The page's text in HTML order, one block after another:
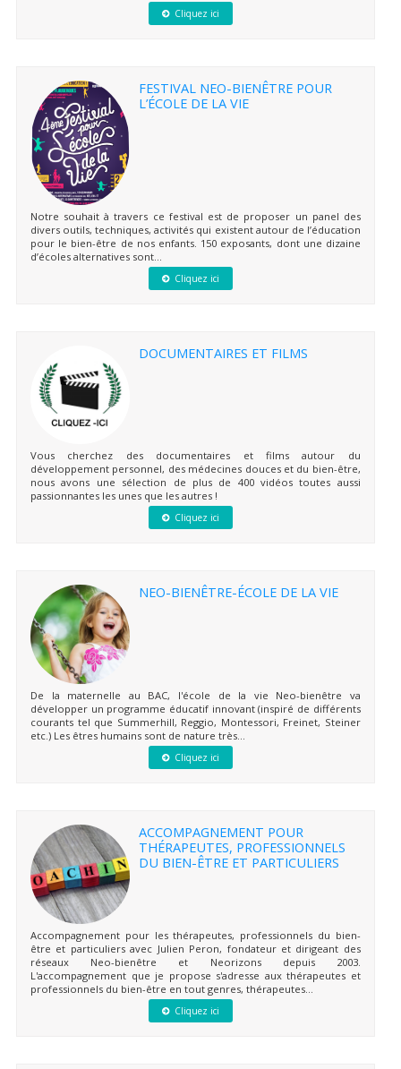
Cliquez ici
FESTIVAL NEO-BIENÊTRE POUR
L’ÉCOLE DE LA VIE
Notre souhait à travers ce festival est de proposer un panel des
divers outils, techniques, activités qui existent autour de l’éducation
pour le bien-être de nos enfants. 150 exposants, dont une dizaine
d’écoles alternatives sont...
Cliquez ici
DOCUMENTAIRES ET FILMS
Vous cherchez des documentaires et films autour du
développement personnel, des médecines douces et du bien-être,
nous avons une sélection de plus de 400 vidéos toutes aussi
passionnantes les unes que les autres !
Cliquez ici
NEO-BIENÊTRE-ÉCOLE DE LA VIE
De la maternelle au BAC, l'école de la vie Neo-bienêtre va
développer un programme éducatif innovant (inspiré de différents
courants tel que Summerhill, Reggio, Montessori, Freinet, Steiner
etc.) Les êtres humains sont de nature très...
Cliquez ici
ACCOMPAGNEMENT POUR
THÉRAPEUTES, PROFESSIONNELS
DU BIEN-ÊTRE ET PARTICULIERS
Accompagnement pour les thérapeutes, professionnels du bien-
être et particuliers avec Julien Peron, fondateur et dirigeant des
réseaux Neo-bienêtre et Neorizons depuis 2003.
L'accompagnement que je propose s'adresse aux thérapeutes et
professionnels du bien-être en tout genres, thérapeutes...
Cliquez ici